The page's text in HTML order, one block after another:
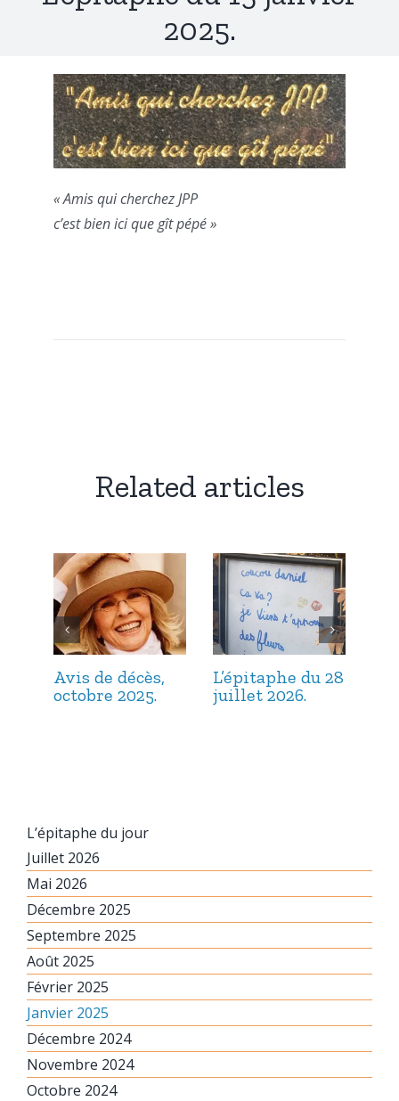
2025.
« Amis qui cherchez JPP
c’est bien ici que gît pépé »
Related articles
Avis de décès,
octobre 2025.
L’épitaphe du 28
juillet 2026.
L’épitaphe du jour
Juillet 2026
Mai 2026
Décembre 2025
Septembre 2025
Août 2025
Février 2025
Janvier 2025
Décembre 2024
Novembre 2024
Octobre 2024